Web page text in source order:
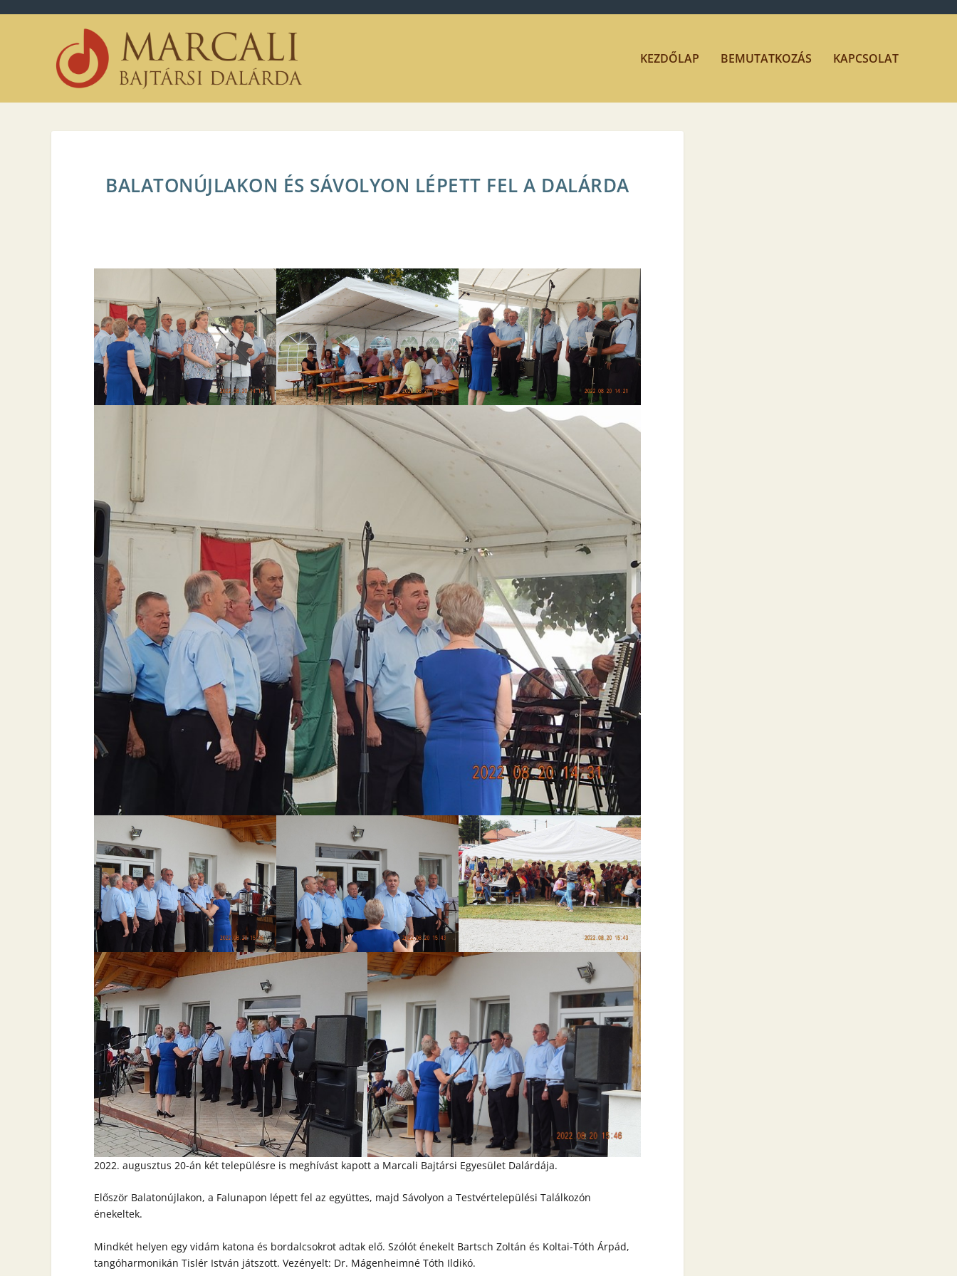
KEZDŐLAP BEMUTATKOZÁS KAPCSOLAT
BALATONÚJLAKON ÉS SÁVOLYON LÉPETT FEL A DALÁRDA
2022. augusztus 20-án két településre is meghívást kapott a Marcali Bajtársi Egyesület Dalárdája.
Először Balatonújlakon, a Falunapon lépett fel az együttes, majd Sávolyon a Testvértelepülési Találkozón
énekeltek.
Mindkét helyen egy vidám katona és bordalcsokrot adtak elő. Szólót énekelt Bartsch Zoltán és Koltai-Tóth Árpád,
tangóharmonikán Tislér István játszott. Vezényelt: Dr. Mágenheimné Tóth Ildikó.